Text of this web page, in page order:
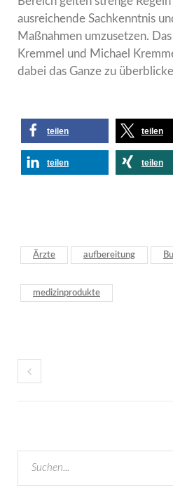
ausreichende Sachkenntnis
Maßnahmen umzusetzen.
Kremmel und Michael
dabei das Ganze zu
teilen teilen
teilen teilen
Ärzte aufbereitung
medizinprodukte